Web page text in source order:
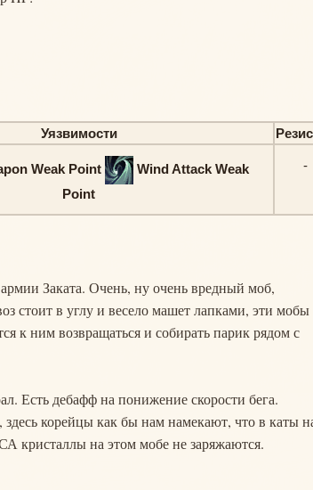
Уязвимости
Weak Point
Wind Attack Weak
Point
-
Заката. Очень, ну очень вредный моб,
стоит в углу и весело машет лапками, эти мобы
к ним возвращаться и собирать парик рядом с
Есть дебафф на понижение скорости бега.
корейцы как бы нам намекают, что в каты
кристаллы на этом мобе не заряжаются.